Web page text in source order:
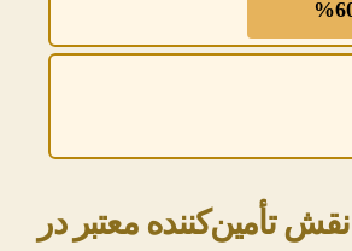
تأمین‌کننده معتبر در